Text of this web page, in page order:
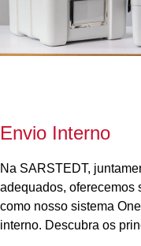
Envio Interno
Na SARSTEDT,
adequados, oferecemos
como nosso sistema
interno. Descubra os